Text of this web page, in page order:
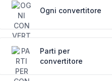
Ogni convertitore
Parti per
convertitore